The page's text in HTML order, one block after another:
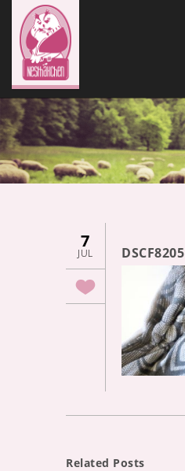
7
JUL DSCF8205
Related Posts